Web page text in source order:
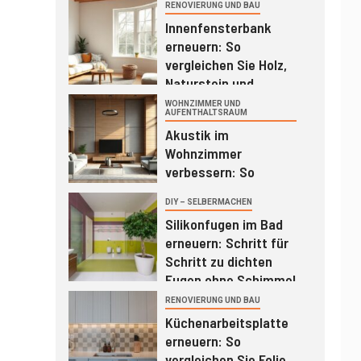
richtig
RENOVIERUNG UND BAU
Innenfensterbank
erneuern: So
vergleichen Sie Holz,
Naturstein und
Werzalit richtig
WOHNZIMMER UND
AUFENTHALTSRAUM
Akustik im
Wohnzimmer
verbessern: So
Akustikbilder,
Lamellenpaneele und
Vorhänge richtig
3 DIY – SELBERMACHEN
Silikonfugen im Bad
erneuern: Schritt für
Schritt zu dichten
Fugen ohne Schimmel
RENOVIERUNG UND BAU
Küchenarbeitsplatte
erneuern: So